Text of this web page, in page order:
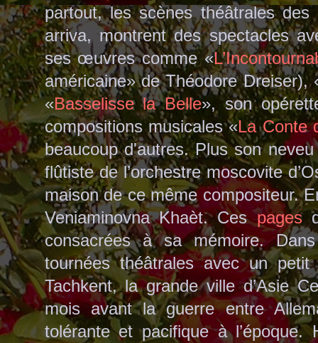
partout, les scènes théâtrales
arriva, montrent des spectacles
ses œuvres comme «
américaine» de Théodore Dreiser),
«Basselisse la Belle», son
compositions musicales «La Conte
beaucoup d'autres. Plus son
flûtiste de l’orchestre moscovite
maison de ce même compositeur.
Veniaminovna Khaèt. Ces pages
consacrées à sa mémoire.
tournées théâtrales avec un
Tachkent, la grande ville d’Asie
mois avant la guerre entre
tolérante et pacifique à